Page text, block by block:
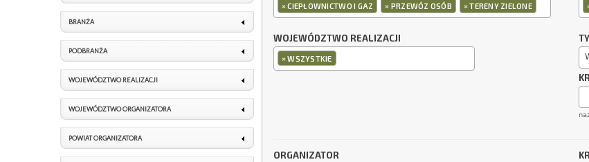
×CIEPŁOWNICTWO I GAZ × PRZEWÓZ OSÓB ×TERENY ZIELONE
WOJEWÓDZTWO REALIZACJI
×WSZYSTKIE
ORGANIZATOR
BRANŻA
PODBRANŻA
WOJEWÓDZTWO REALIZACJI
WOJEWÓDZTWO ORGANIZATORA
POWIAT ORGANIZATORA